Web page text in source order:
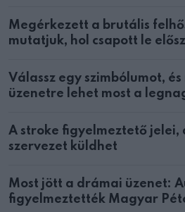
Megérkezett a brutális
mutatjuk, hol csapott le
Válassz egy szimbólumot,
üzenetre lehet most a
A stroke figyelmeztető jelei,
szervezet küldhet
Most jött a drámai üzenet:
figyelmeztették Magyar